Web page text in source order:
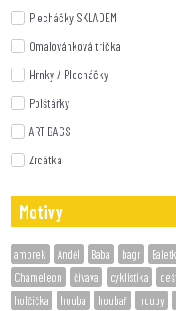
Plecháčky SKLADEM
Omalovánková trička
Hrnky / Plecháčky
Polštářky
ART BAGS
Zrcátka
Motivy
amorek Anděl Baba bagr
Chameleon
čivava cyklistika
holčička
houba houbař houby